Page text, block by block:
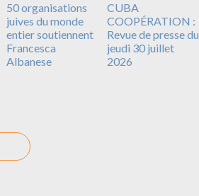
50 organisations
juives du monde
entier soutiennent
Francesca
Albanese
CUBA
COOPÉRATION :
Revue de presse du
jeudi 30 juillet
2026